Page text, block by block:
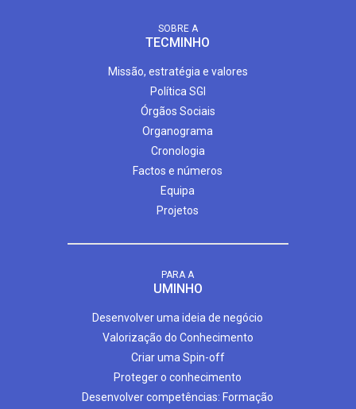
SOBRE A
TECMINHO
Missão, estratégia e valores
Política SGI
Órgãos Sociais
Organograma
Cronologia
Factos e números
Equipa
Projetos
PARA A
UMINHO
Desenvolver uma ideia de negócio
Valorização do Conhecimento
Criar uma Spin-off
Proteger o conhecimento
Desenvolver competências: Formação